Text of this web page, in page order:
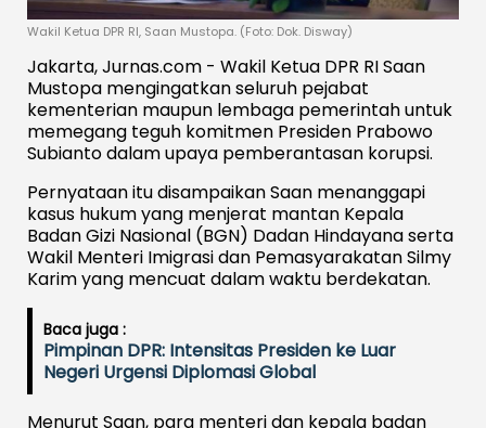
Wakil Ketua DPR RI, Saan Mustopa. (Foto: Dok. Disway)
Jakarta, Jurnas.com - Wakil Ketua DPR RI Saan
Mustopa mengingatkan seluruh pejabat
kementerian maupun lembaga pemerintah untuk
memegang teguh komitmen Presiden Prabowo
Subianto dalam upaya pemberantasan korupsi.
Pernyataan itu disampaikan Saan menanggapi
kasus hukum yang menjerat mantan Kepala
Badan Gizi Nasional (BGN) Dadan Hindayana serta
Wakil Menteri Imigrasi dan Pemasyarakatan Silmy
Karim yang mencuat dalam waktu berdekatan.
Baca juga :
Pimpinan DPR: Intensitas Presiden ke Luar
Negeri Urgensi Diplomasi Global
Menurut Saan, para menteri dan kepala badan